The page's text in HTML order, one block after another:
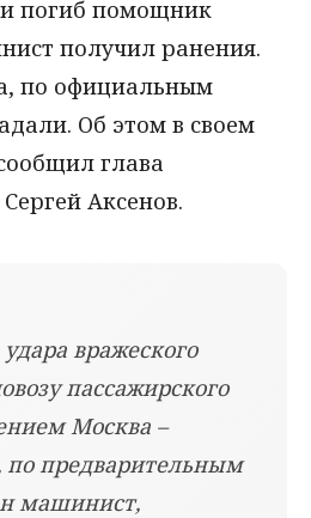
погиб помощник
получил ранения.
по официальным
Об этом в своем
глава
Аксенов.
вражеского
пассажирского
Москва –
по предварительным
машинист,